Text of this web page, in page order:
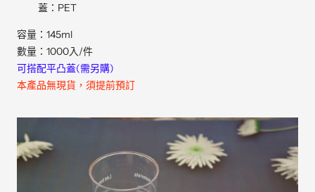
蓋：PET
容量：145ml
數量：1000入/件
可搭配平凸蓋(需另購)
本產品無現貨，須提前預訂